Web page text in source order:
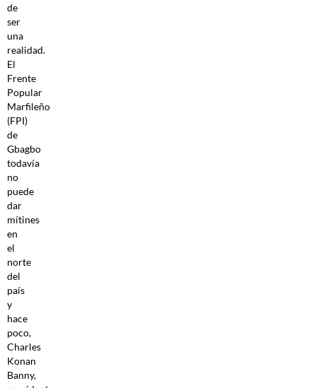
de
ser
una
realidad.
El
Frente
Popular
Marfileño
(FPI)
de
Gbagbo
todavía
no
puede
dar
mítines
en
el
norte
del
país
y
hace
poco,
Charles
Konan
Banny,